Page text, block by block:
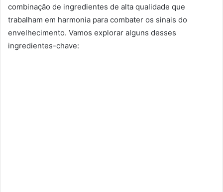
combinação de ingredientes de alta qualidade que
trabalham em harmonia para combater os sinais do
envelhecimento. Vamos explorar alguns desses
ingredientes-chave: